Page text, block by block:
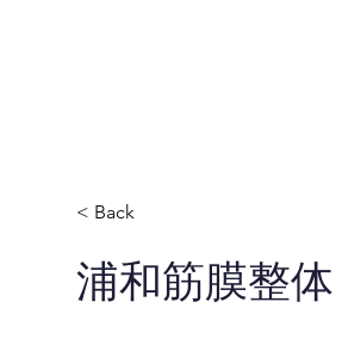
< Back
浦和筋膜整体